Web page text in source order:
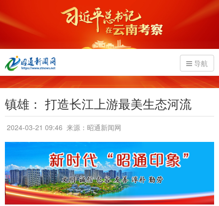
导航
镇雄： 打造长江上游最美生态河流
2024-03-21 09:46 来源：昭通新闻网